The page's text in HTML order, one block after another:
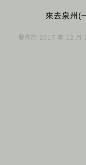
來去泉州(
發佈於 2017 年 12 月